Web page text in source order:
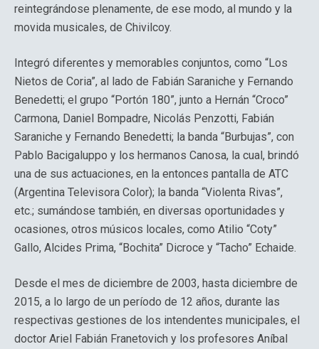
reintegrándose plenamente, de ese modo, al mundo y la
movida musicales, de Chivilcoy.
Integró diferentes y memorables conjuntos, como “Los
Nietos de Coria”, al lado de Fabián Saraniche y Fernando
Benedetti; el grupo “Portón 180”, junto a Hernán “Croco”
Carmona, Daniel Bompadre, Nicolás Penzotti, Fabián
Saraniche y Fernando Benedetti; la banda “Burbujas”, con
Pablo Bacigaluppo y los hermanos Canosa, la cual, brindó
una de sus actuaciones, en la entonces pantalla de ATC
(Argentina Televisora Color); la banda “Violenta Rivas”,
etc.; sumándose también, en diversas oportunidades y
ocasiones, otros músicos locales, como Atilio “Coty”
Gallo, Alcides Prima, “Bochita” Dicroce y “Tacho” Echaide.
Desde el mes de diciembre de 2003, hasta diciembre de
2015, a lo largo de un período de 12 años, durante las
respectivas gestiones de los intendentes municipales, el
doctor Ariel Fabián Franetovich y los profesores Aníbal